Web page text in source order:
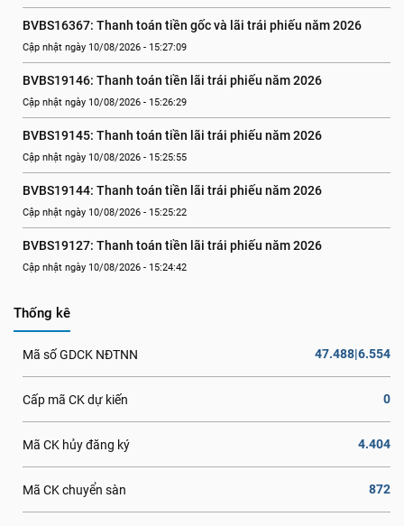
BVBS16367: Thanh toán tiền gốc và lãi trái phiếu năm 2026
Cập nhật ngày 10/08/2026 - 15:27:09
BVBS19146: Thanh toán tiền lãi trái phiếu năm 2026
Cập nhật ngày 10/08/2026 - 15:26:29
BVBS19145: Thanh toán tiền lãi trái phiếu năm 2026
Cập nhật ngày 10/08/2026 - 15:25:55
BVBS19144: Thanh toán tiền lãi trái phiếu năm 2026
Cập nhật ngày 10/08/2026 - 15:25:22
BVBS19127: Thanh toán tiền lãi trái phiếu năm 2026
Cập nhật ngày 10/08/2026 - 15:24:42
Thống kê
Mã số GDCK NĐTNN 47.488|6.554
Cấp mã CK dự kiến 0
Mã CK hủy đăng ký 4.404
Mã CK chuyển sàn 872